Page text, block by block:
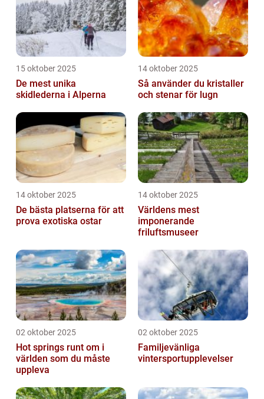
15 oktober 2025
De mest unika
skidlederna i Alperna
14 oktober 2025
Så använder du kristaller
och stenar för lugn
14 oktober 2025
De bästa platserna för att
prova exotiska ostar
14 oktober 2025
Världens mest
imponerande
friluftsmuseer
02 oktober 2025
Hot springs runt om i
världen som du måste
uppleva
02 oktober 2025
Familjevänliga
vintersportupplevelser